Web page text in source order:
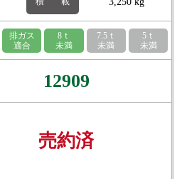
排ガス
適合
8ｔ
未満
7.5ｔ
未満
5ｔ
未満
12909
売約済